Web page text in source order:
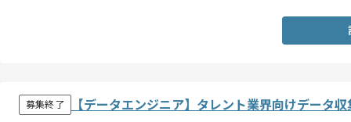
募集終了 【データエンジニア】タレント業界向けデータ